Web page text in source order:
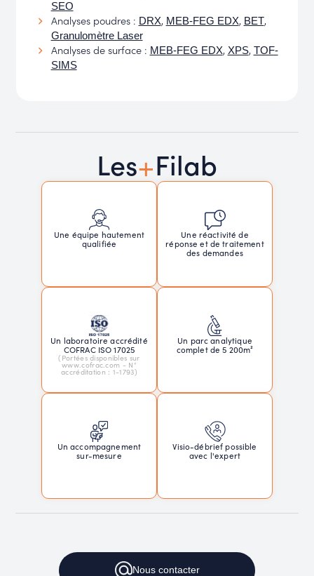
SEO
Analyses poudres : DRX, MEB-FEG EDX, BET,
Granulomètre Laser
Analyses de surface : MEB-FEG EDX, XPS, TOF-
SIMS
Les+Filab
Une équipe hautement
qualifiée
Une réactivité de
réponse et de traitement
des demandes
Un laboratoire accrédité
COFRAC ISO 17025
(Portées disponibles sur
www.cofrac.com - N°
accréditation : 1-1793)
Un parc analytique
complet de 5 200m²
Un accompagnement
sur-mesure
Visio-débrief possible
avec l'expert
Nouscontacter